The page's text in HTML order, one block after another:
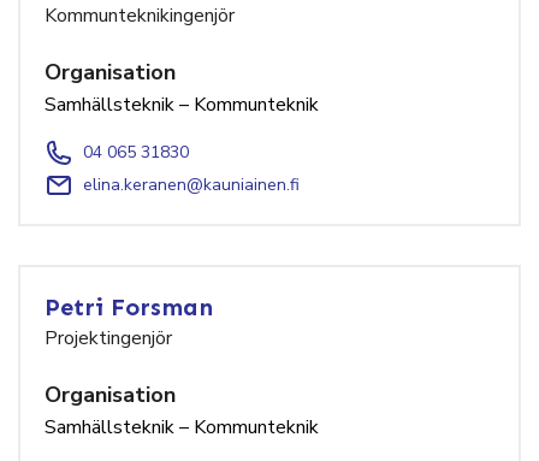
Kommunteknikingenjör
Organisation
Samhällsteknik – Kommunteknik
04 065 31830
elina.keranen@kauniainen.fi
Petri Forsman
Projektingenjör
Organisation
Samhällsteknik – Kommunteknik